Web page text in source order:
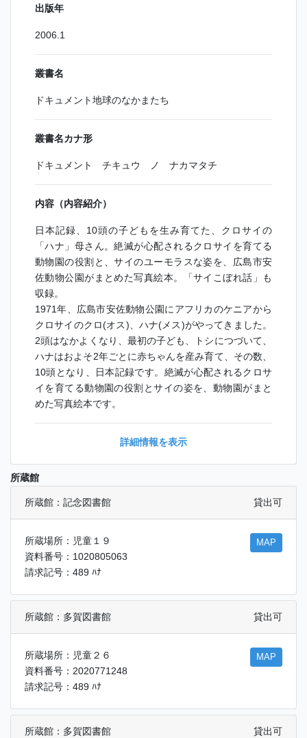
出版年
2006.1
叢書名
ドキュメント地球のなかまたち
叢書名カナ形
ドキュメント チキュウ ノ ナカマタチ
内容（内容紹介）
日本記録、10頭の子どもを生み育てた、クロサイの
「ハナ」母さん。絶滅が心配されるクロサイを育てる
動物園の役割と、サイのユーモラスな姿を、広島市安
佐動物公園がまとめた写真絵本。「サイこぼれ話」も
収録。
1971年、広島市安佐動物公園にアフリカのケニアから
クロサイのクロ(オス)、ハナ(メス)がやってきました。
2頭はなかよくなり、最初の子ども、トシにつづいて、
ハナはおよそ2年ごとに赤ちゃんを産み育て、その数、
10頭となり、日本記録です。絶滅が心配されるクロサ
イを育てる動物園の役割とサイの姿を、動物園がまと
めた写真絵本です。
詳細情報を表示
所蔵館
所蔵館：記念図書館 貸出可
所蔵場所：児童１９
資料番号：1020805063
請求記号：489 ﾊﾅ
MAP
所蔵館：多賀図書館 貸出可
所蔵場所：児童２６
資料番号：2020771248
請求記号：489 ﾊﾅ
MAP
所蔵館：多賀図書館 貸出可